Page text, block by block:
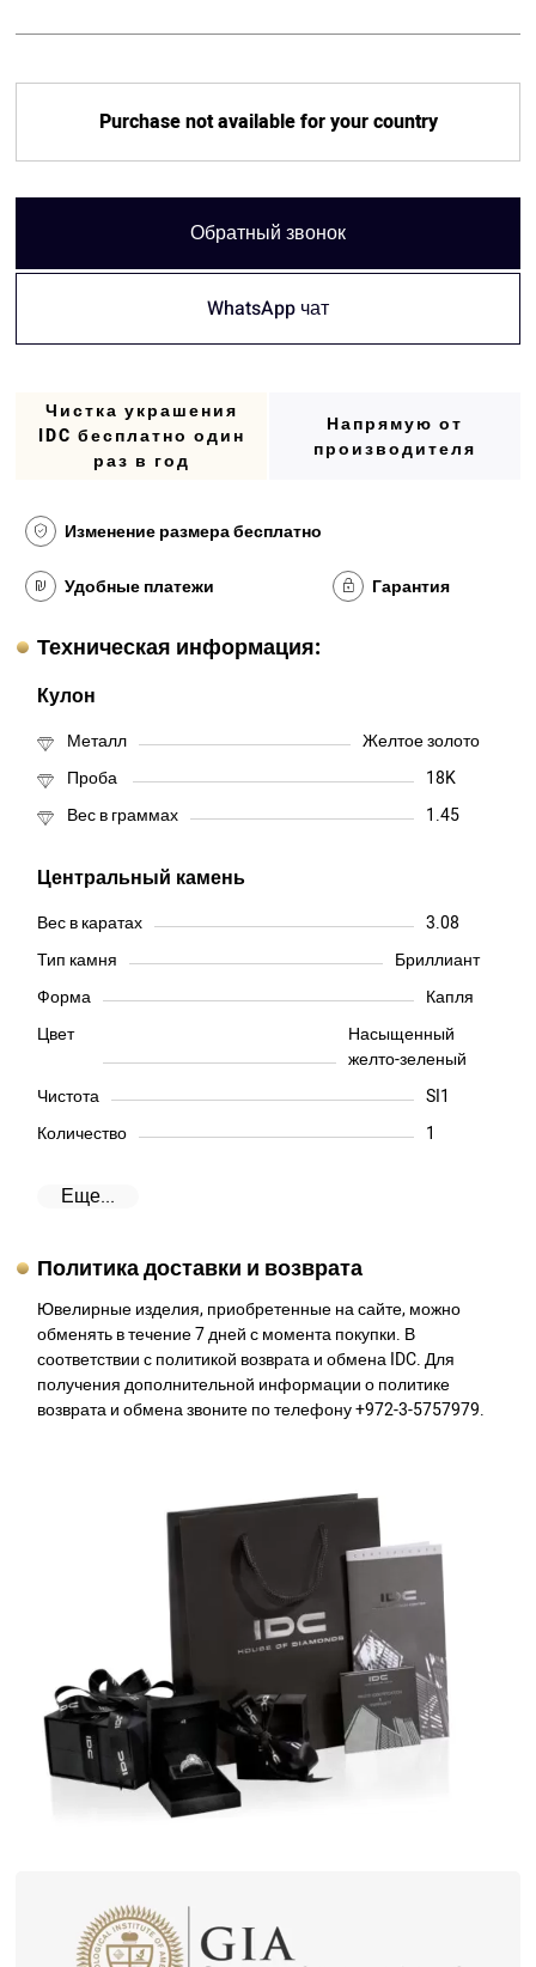
Purchase not available for your country
Обратный звонок
WhatsApp чат
Чистка украшения
IDC бесплатно один
раз в год
Напрямую от
производителя
Изменение размера бесплатно
Удобные платежи Гарантия
Техническая информация:
Кулон
Металл
Желтое золото
Проба
18K
Вес в граммах
1.45
Центральный камень
Вес в каратах
3.08
Тип камня
Бриллиант
Форма
Капля
Цвет
Насыщенный
желто-зеленый
Чистота
SI1
Количество
1
Еще...
Политика доставки и возврата
Ювелирные изделия, приобретенные на сайте, можно
обменять в течение 7 дней с момента покупки. В
соответствии с политикой возврата и обмена IDC. Для
получения дополнительной информации о политике
возврата и обмена звоните по телефону +972-3-5757979.